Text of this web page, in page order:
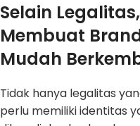
Selain
Membuat
Mudah
Tidak hanya legalitas
perlu memiliki identitas